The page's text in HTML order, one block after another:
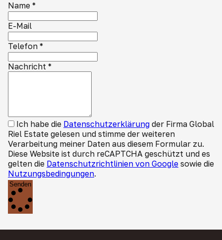
Name *
E-Mail
Telefon *
Nachricht *
Ich habe die Datenschutzerklärung der Firma Global
Riel Estate gelesen und stimme der weiteren
Verarbeitung meiner Daten aus diesem Formular zu.
Diese Website ist durch reCAPTCHA geschützt und es
gelten die Datenschutzrichtlinien von Google sowie die
Nutzungsbedingungen.
Senden